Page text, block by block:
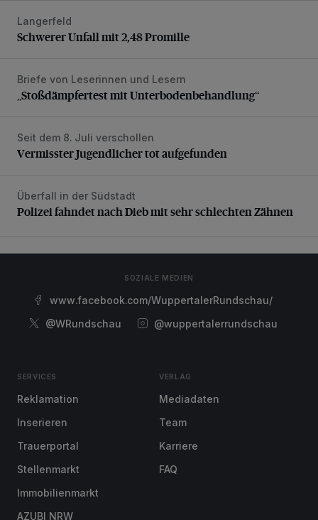
Schwerer Unfall mit 2,48 Promille
Langerfeld
Schwerer Unfall mit 2,48 Promille
„Stoßdämpfertest mit Unterbodenbehandlung“
Briefe von Leserinnen und Lesern
„Stoßdämpfertest mit Unterbodenbehandlung“
Vermisster Jugendlicher tot aufgefunden
Seit dem 8. Juli verschollen
Vermisster Jugendlicher tot aufgefunden
Polizei fahndet nach Dieb mit sehr schlechten Zähnen
Überfall in der Südstadt
Polizei fahndet nach Dieb mit sehr schlechten Zähnen
SOZIALE MEDIEN
www.facebook.com/WuppertalerRundschau/
@WRundschau
@wuppertalerrundschau
SERVICES
Reklamation
Inserieren
Trauerportal
Stellenmarkt
Immobilienmarkt
AZUBI NRW
VERLAG
Mediadaten
Team
Karriere
FAQ